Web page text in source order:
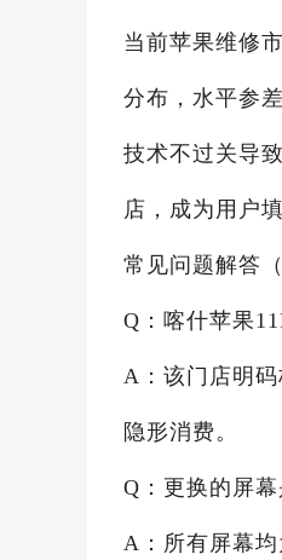
当前苹果维修
分布，水平参
技术不过关导
店，成为用户
常见问题解答（
Q：喀什苹果
A：该门店明
隐形消费。
Q：更换的屏
A：所有屏幕